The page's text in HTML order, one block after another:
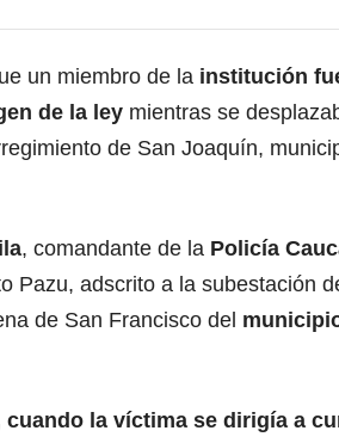
un miembro de la institución
de la ley mientras se
de San Joaquín,
, comandante de la Policía
Pazu, adscrito a la subestación
de San Francisco del
cuando la víctima se dirigía a